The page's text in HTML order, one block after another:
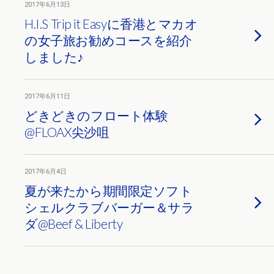
2017年6月13日
H.I.S Trip it Easyに香港とマカオ
の女子旅お勧めコースを紹介
しました♪
2017年6月11日
どきどきのフロート体験
@FLOAX尖沙咀
2017年6月4日
夏が来たから期間限定ソフト
シェルクラブバーガー＆サラ
ダ@Beef & Liberty